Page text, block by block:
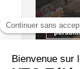
ASSOCIONS-